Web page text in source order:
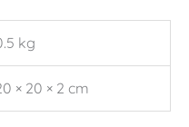
kg
× 20 × 2 cm